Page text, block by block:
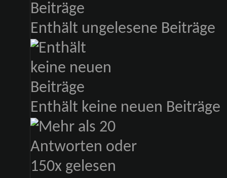
Enthält ungelesene Beiträge
Enthält keine neuen Beiträge